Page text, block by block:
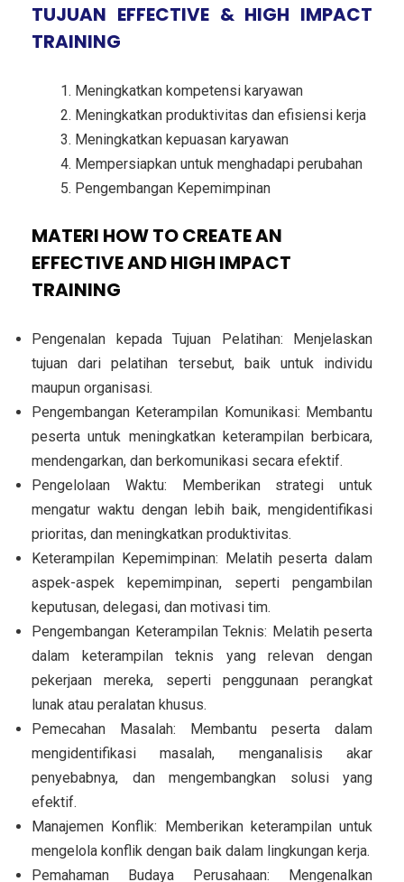
TUJUAN EFFECTIVE & HIGH IMPACT
TRAINING
Meningkatkan kompetensi karyawan
Meningkatkan produktivitas dan efisiensi kerja
Meningkatkan kepuasan karyawan
Mempersiapkan untuk menghadapi perubahan
Pengembangan Kepemimpinan
MATERI HOW TO CREATE AN
EFFECTIVE AND HIGH IMPACT
TRAINING
Pengenalan kepada Tujuan Pelatihan: Menjelaskan
tujuan dari pelatihan tersebut, baik untuk individu
maupun organisasi.
Pengembangan Keterampilan Komunikasi: Membantu
peserta untuk meningkatkan keterampilan berbicara,
mendengarkan, dan berkomunikasi secara efektif.
Pengelolaan Waktu: Memberikan strategi untuk
mengatur waktu dengan lebih baik, mengidentifikasi
prioritas, dan meningkatkan produktivitas.
Keterampilan Kepemimpinan: Melatih peserta dalam
aspek-aspek kepemimpinan, seperti pengambilan
keputusan, delegasi, dan motivasi tim.
Pengembangan Keterampilan Teknis: Melatih peserta
dalam keterampilan teknis yang relevan dengan
pekerjaan mereka, seperti penggunaan perangkat
lunak atau peralatan khusus.
Pemecahan Masalah: Membantu peserta dalam
mengidentifikasi masalah, menganalisis akar
penyebabnya, dan mengembangkan solusi yang
efektif.
Manajemen Konflik: Memberikan keterampilan untuk
mengelola konflik dengan baik dalam lingkungan kerja.
Pemahaman Budaya Perusahaan: Mengenalkan